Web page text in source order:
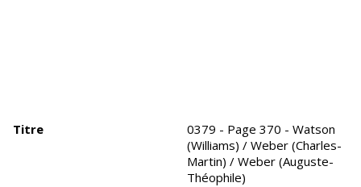
Titre
0379 - Page 370 - Watson
(Williams) / Weber (Charles-
Martin) / Weber (Auguste-
Théophile)